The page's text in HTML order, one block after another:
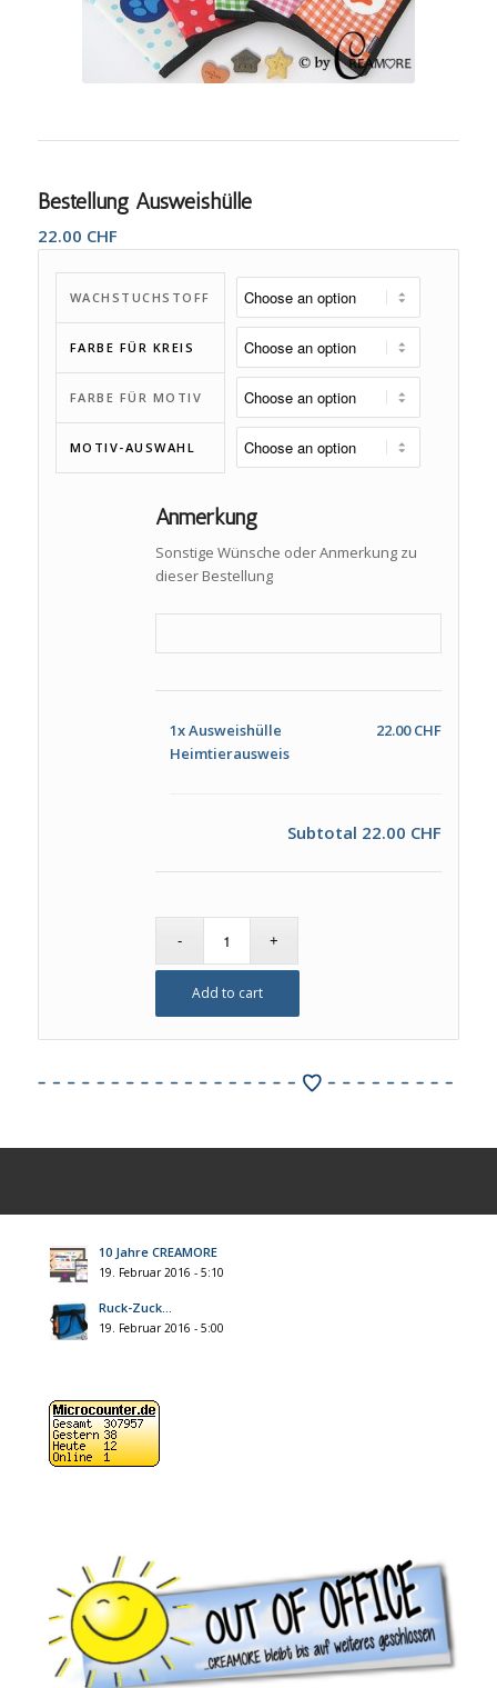
Bestellung Ausweishülle
22.00 CHF
WACHSTUCHSTOFF
FARBE FÜR KREIS
FARBE FÜR MOTIV
MOTIV-AUSWAHL
Anmerkung
Sonstige Wünsche oder Anmerkung zu
dieser Bestellung
1xAusweishülle
Heimtierausweis
22.00 CHF
Subtotal 22.00 CHF
Add to cart
10 Jahre CREAMORE
19. Februar 2016 - 5:10
Ruck-Zuck…
19. Februar 2016 - 5:00